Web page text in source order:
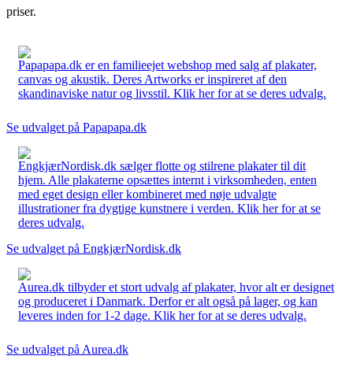
priser.
Papapapa.dk er en familieejet webshop med salg af plakater,
canvas og akustik. Deres Artworks er inspireret af den
skandinaviske natur og livsstil. Klik her for at se deres udvalg.
Se udvalget på Papapapa.dk
EngkjærNordisk.dk sælger flotte og stilrene plakater til dit
hjem. Alle plakaterne opsættes internt i virksomheden, enten
med eget design eller kombineret med nøje udvalgte
illustrationer fra dygtige kunstnere i verden. Klik her for at se
deres udvalg.
Se udvalget på EngkjærNordisk.dk
Aurea.dk tilbyder et stort udvalg af plakater, hvor alt er designet
og produceret i Danmark. Derfor er alt også på lager, og kan
leveres inden for 1-2 dage. Klik her for at se deres udvalg.
Se udvalget på Aurea.dk